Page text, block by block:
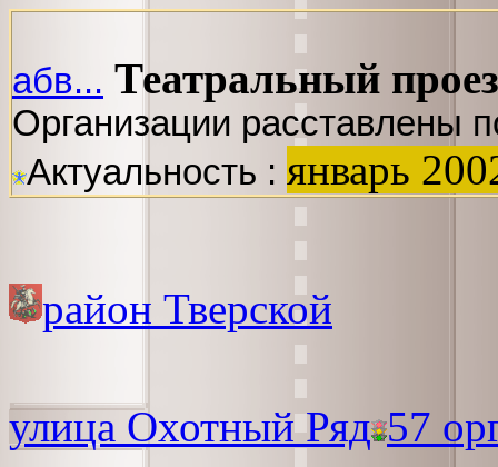
абв... Театральный
Организации расставлены
Актуальность : январь
район Тверской
улица Охотный Ряд 57